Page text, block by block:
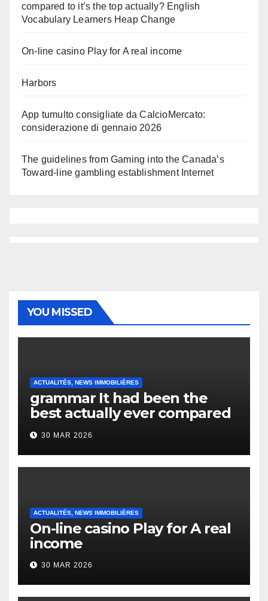
compared to it’s the top actually? English
Vocabulary Learners Heap Change
On-line casino Play for A real income
Harbors
App tumulto consigliate da CalcioMercato:
considerazione di gennaio 2026
The guidelines from Gaming into the Canada’s
Toward-line gambling establishment Internet
YOU MISSED
ACTUALITÉS, NEWS IMMOBILIÈRES
grammar It had been the
best actually ever compared
to it’s the top actually?
English Vocabulary Learners
Heap Change
30 MAR 2026
ACTUALITÉS, NEWS IMMOBILIÈRES
On-line casino Play for A real
income
30 MAR 2026